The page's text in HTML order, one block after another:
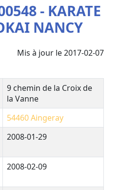
- KARATE
NANCY
Mis à jour le 2017-02-07
9 chemin de la Croix de
la Vanne
54460Aingeray
2008-01-29
2008-02-09